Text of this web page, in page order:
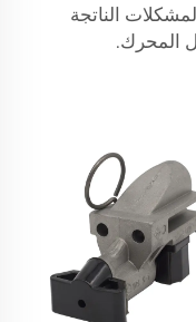
الناتجة
المحرك.